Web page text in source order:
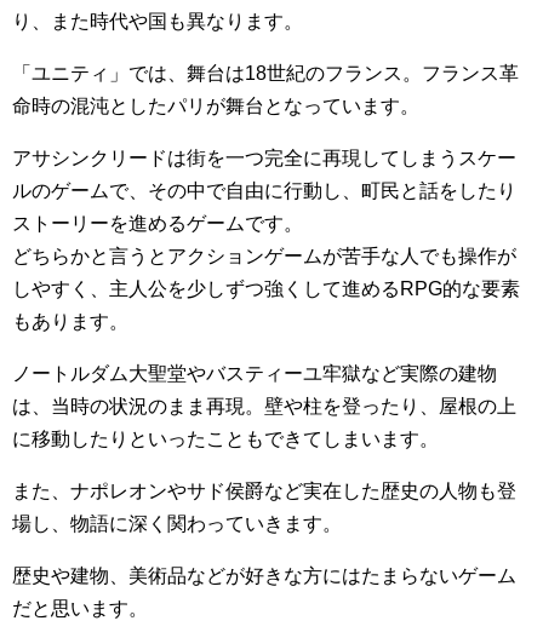
り、また時代や国も異なります。
「ユニティ」では、舞台は18世紀のフランス。フランス革
命時の混沌としたパリが舞台となっています。
アサシンクリードは街を一つ完全に再現してしまうスケー
ルのゲームで、その中で自由に行動し、町民と話をしたり
ストーリーを進めるゲームです。
どちらかと言うとアクションゲームが苦手な人でも操作が
しやすく、主人公を少しずつ強くして進めるRPG的な要素
もあります。
ノートルダム大聖堂やバスティーユ牢獄など実際の建物
は、当時の状況のまま再現。壁や柱を登ったり、屋根の上
に移動したりといったこともできてしまいます。
また、ナポレオンやサド侯爵など実在した歴史の人物も登
場し、物語に深く関わっていきます。
歴史や建物、美術品などが好きな方にはたまらないゲーム
だと思います。